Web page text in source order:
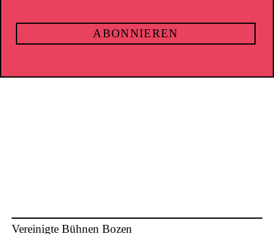
Vereinigte Bühnen Bozen